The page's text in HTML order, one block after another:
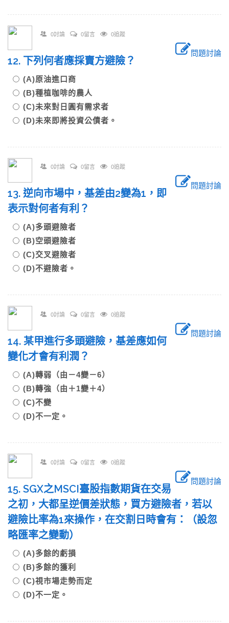
0討論 0留言 0追蹤
問題討論
12. 下列何者應採賣方避險？
(A)原油進口商
(B)種植咖啡的農人
(C)未來對日圓有需求者
(D)未來即將投資公債者。
0討論 0留言 0追蹤
問題討論
13. 逆向市場中，基差由2變為1，即
表示對何者有利？
(A)多頭避險者
(B)空頭避險者
(C)交叉避險者
(D)不避險者。
0討論 0留言 0追蹤
問題討論
14. 某甲進行多頭避險，基差應如何
變化才會有利潤？
(A)轉弱（由－4變－6）
(B)轉強（由＋1變＋4）
(C)不變
(D)不一定。
0討論 0留言 0追蹤
問題討論
15. SGX之MSCI臺股指數期貨在交易
之初，大都呈逆價差狀態，買方避險者，若以
避險比率為1來操作，在交割日時會有：（設忽
略匯率之變動）
(A)多餘的虧損
(B)多餘的獲利
(C)視市場走勢而定
(D)不一定。